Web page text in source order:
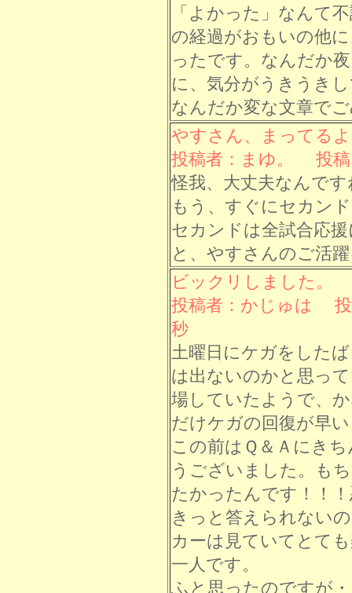
「よかった」なんて
の経過がおもいの他
ったです。なんだか
に、気分がうきうき
なんだか変な文章で
やすさん、まってるよ
投稿者：まゆ。 投稿
怪我、大丈夫なんで
もう、すぐにセカン
セカンドは全試合応
と、やすさんのご活
ビックリしました。
投稿者：かじゅは 投
秒
土曜日にケガをした
は出ないのかと思っ
場していたようで、
だけケガの回復が早
この前はＱ＆Ａにき
うございました。も
たかったんです！！
きっと答えられない
カーは見ていてとて
一人です。
ふと思ったのですが